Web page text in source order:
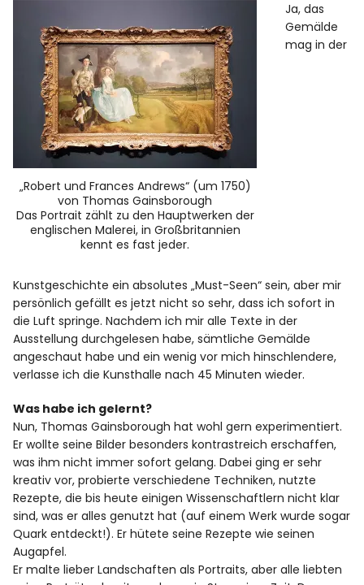
„Robert und Frances Andrews“ (um 1750)
von Thomas Gainsborough
Das Portrait zählt zu den Hauptwerken der
englischen Malerei, in Großbritannien
kennt es fast jeder.
Ja, das
Gemälde
mag in der
Kunstgeschichte ein absolutes „Must-Seen“ sein, aber mir
persönlich gefällt es jetzt nicht so sehr, dass ich sofort in
die Luft springe. Nachdem ich mir alle Texte in der
Ausstellung durchgelesen habe, sämtliche Gemälde
angeschaut habe und ein wenig vor mich hinschlendere,
verlasse ich die Kunsthalle nach 45 Minuten wieder.
Was habe ich gelernt?
Nun, Thomas Gainsborough hat wohl gern experimentiert.
Er wollte seine Bilder besonders kontrastreich erschaffen,
was ihm nicht immer sofort gelang. Dabei ging er sehr
kreativ vor, probierte verschiedene Techniken, nutzte
Rezepte, die bis heute einigen Wissenschaftlern nicht klar
sind, was er alles genutzt hat (auf einem Werk wurde sogar
Quark entdeckt!). Er hütete seine Rezepte wie seinen
Augapfel.
Er malte lieber Landschaften als Portraits, aber alle liebten